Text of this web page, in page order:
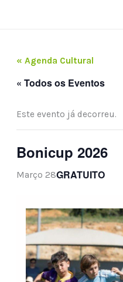
« Agenda Cultural
« Todos os Eventos
Este evento já decorreu.
Bonicup 2026
Março 28GRATUITO